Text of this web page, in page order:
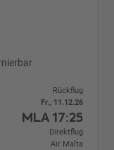
Rückflug
Fr., 11.12.26
MLA 17:25
Direktflug
Air Malta